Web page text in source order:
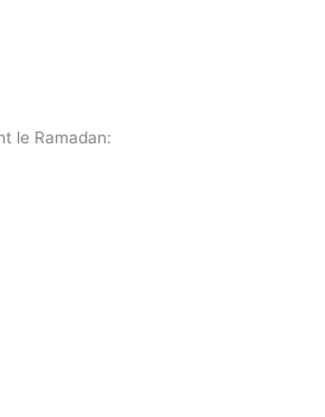
le Ramadan: